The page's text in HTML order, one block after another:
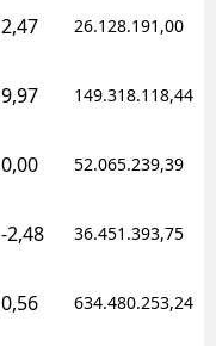
Eskişehir
Gümüşhane
Hakkari
2,47 26.128.191,00
9,97 149.318.118,44
0,00 52.065.239,39
-2,48 36.451.393,75
0,56 634.480.253,24